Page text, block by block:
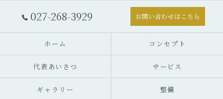
027-268-3929 お問い合わせはこちら
ホーム コンセプト
代表あいさつ サービス
ギャラリー 整備